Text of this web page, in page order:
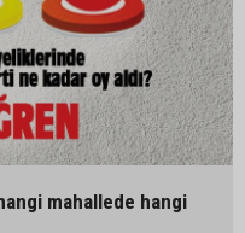
mahallede hangi